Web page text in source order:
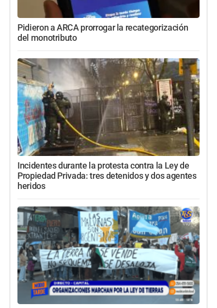
Pidieron a ARCA prorrogar la recategorización
del monotributo
Incidentes durante la protesta contra la Ley de
Propiedad Privada: tres detenidos y dos agentes
heridos